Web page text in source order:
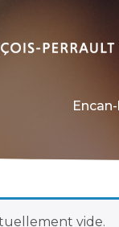
vide.